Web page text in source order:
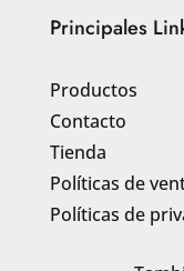
Principales
Productos
Contacto
Tienda
Políticas de
Políticas de